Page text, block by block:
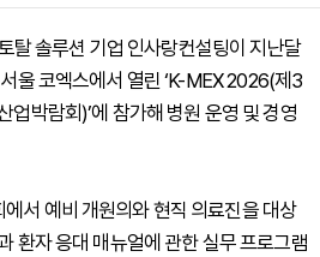
탈 솔루션 기업 인사랑컨설팅이 지난달
울 코엑스에서 열린 ‘K-MEX 2026(제3
업박람회)’에 참가해 병원 운영 및 경영
서 예비 개원의와 현직 의료진을 대상
환자 응대 매뉴얼에 관한 실무 프로그램